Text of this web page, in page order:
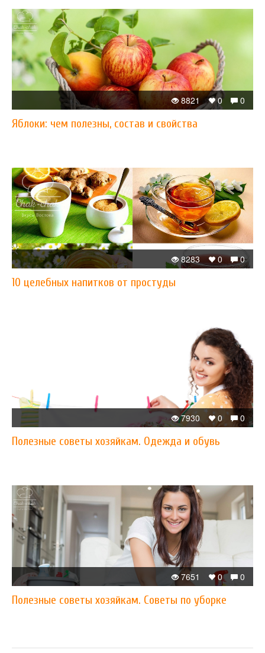
0
0
8821
Яблоки: чем полезны, состав и свойства
0
0
8283
10 целебных напитков от простуды
0
0
7930
Полезные советы хозяйкам. Одежда и обувь
0
0
7651
Полезные советы хозяйкам. Советы по уборке